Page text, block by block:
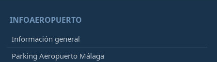
INFOAEROPUERTO
Información general
Parking Aeropuerto Málaga